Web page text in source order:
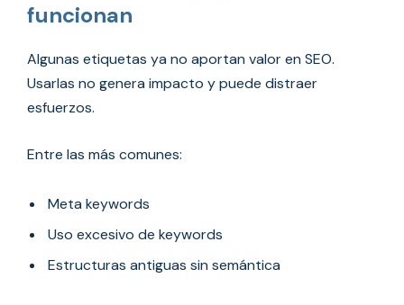
funcionan
Algunas etiquetas ya no aportan valor en SEO.
Usarlas no genera impacto y puede distraer
esfuerzos.
Entre las más comunes:
Meta keywords
Uso excesivo de keywords
Estructuras antiguas sin semántica